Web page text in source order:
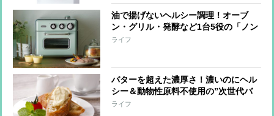
油で揚げないヘルシー調理！オーブ
ン・グリル・発酵など1台5役の「ノン
フライオーブントースター」が登場
ライフ
バターを超えた濃厚さ！濃いのにヘル
シー＆動物性原料不使用の”次世代バ
ター”が登場
ライフ